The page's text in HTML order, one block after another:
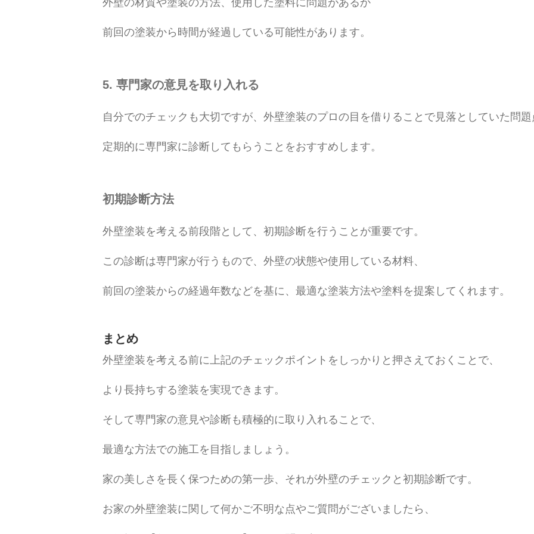
前回の塗装から時間が経過している可能性があります。
5. 専門家の意見を取り入れる
自分でのチェックも大切ですが、外壁塗装のプロの目を借りることで見落としていた問題
定期的に専門家に診断してもらうことをおすすめします。
初期診断方法
外壁塗装を考える前段階として、初期診断を行うことが重要です。
この診断は専門家が行うもので、外壁の状態や使用している材料、
前回の塗装からの経過年数などを基に、最適な塗装方法や塗料を提案してくれます。
まとめ
外壁塗装を考える前に上記のチェックポイントをしっかりと押さえておくことで、
より長持ちする塗装を実現できます。
そして専門家の意見や診断も積極的に取り入れることで、
最適な方法での施工を目指しましょう。
家の美しさを長く保つための第一歩、それが外壁のチェックと初期診断です。
お家の外壁塗装に関して何かご不明な点やご質問がございましたら、